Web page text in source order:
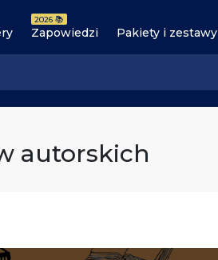
Zapowiedzi
2026 📚
Pakiety i zestawy
autorskich